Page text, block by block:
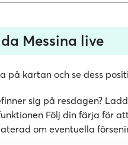
Messina live
på kartan och se dess
sig på resdagen?
Följ din färja för
om eventuella